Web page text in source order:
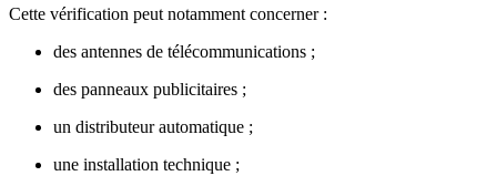
Cette vérification peut notamment concerner :
des antennes de télécommunications ;
des panneaux publicitaires ;
un distributeur automatique ;
une installation technique ;